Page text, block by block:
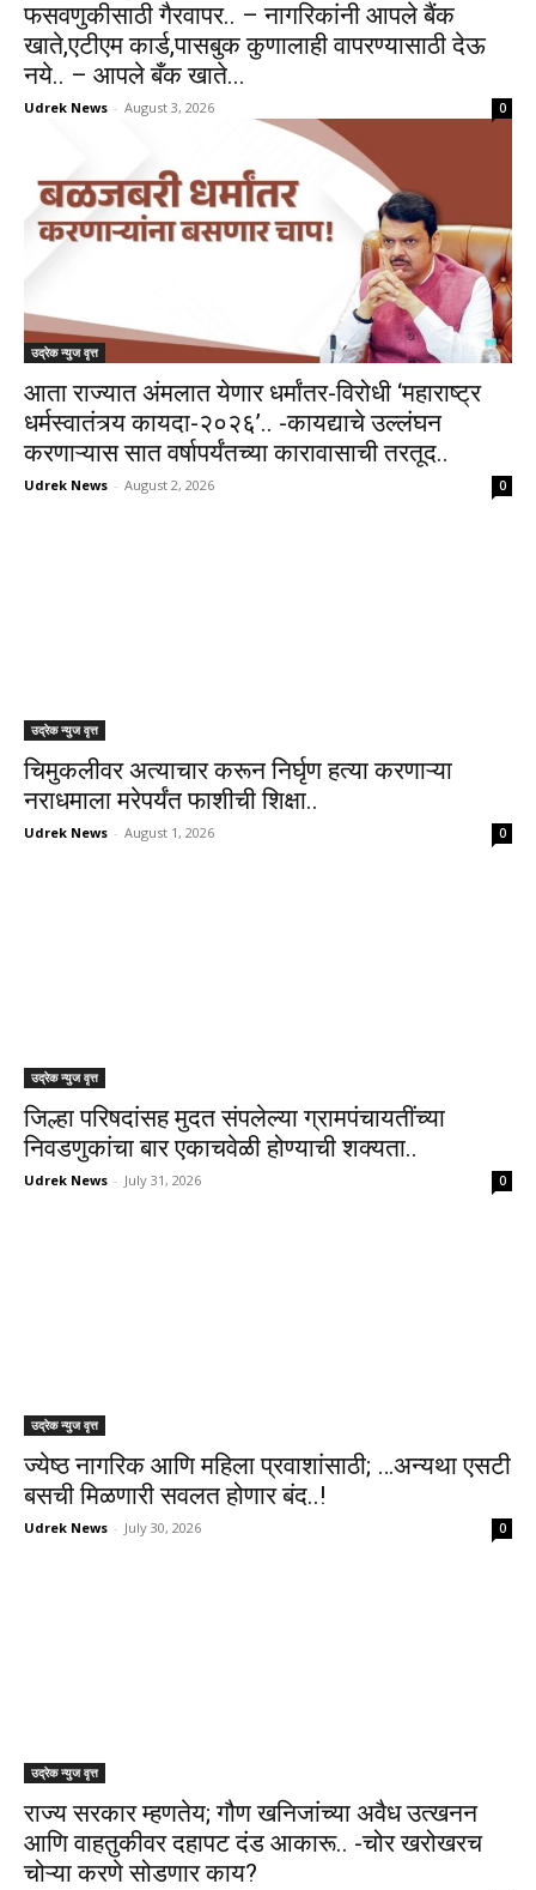
फसवणुकीसाठी गैरवापर.. – नागरिकांनी आपले बैंक
खाते,एटीएम कार्ड,पासबुक कुणालाही वापरण्यासाठी देऊ
नये.. – आपले बँक खाते...
Udrek News - August 3, 2026 0
उद्रेक न्युज वृत्त
आता राज्यात अंमलात येणार धर्मांतर-विरोधी ‘महाराष्ट्र
धर्मस्वातंत्र्य कायदा-२०२६’.. -कायद्याचे उल्लंघन
करणाऱ्यास सात वर्षापर्यंतच्या कारावासाची तरतूद..
Udrek News - August 2, 2026 0
उद्रेक न्युज वृत्त
चिमुकलीवर अत्याचार करून निर्घृण हत्या करणाऱ्या
नराधमाला मरेपर्यंत फाशीची शिक्षा..
Udrek News - August 1, 2026 0
उद्रेक न्युज वृत्त
जिल्हा परिषदांसह मुदत संपलेल्या ग्रामपंचायतींच्या
निवडणुकांचा बार एकाचवेळी होण्याची शक्यता..
Udrek News - July 31, 2026 0
उद्रेक न्युज वृत्त
ज्येष्ठ नागरिक आणि महिला प्रवाशांसाठी; …अन्यथा एसटी
बसची मिळणारी सवलत होणार बंद..!
Udrek News - July 30, 2026 0
उद्रेक न्युज वृत्त
राज्य सरकार म्हणतेय; गौण खनिजांच्या अवैध उत्खनन
आणि वाहतुकीवर दहापट दंड आकारू.. -चोर खरोखरच
चोऱ्या करणे सोडणार काय?